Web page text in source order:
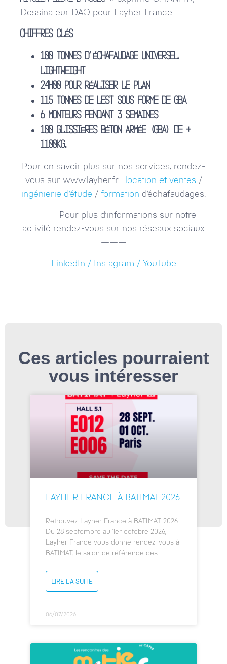
Dessinateur DAO pour Layher France.
Chiffres clés
100 tonnes d’échafaudage Universel
Lightweight
24h00 pour réaliser le plan
115 tonnes de lest sous forme de GBA
6 monteurs pendant 3 semaines
100 glissières béton armée (GBA) de +
1100kg.
Pour en savoir plus sur nos services, rendez-
vous sur www.layher.fr : location et ventes/
ingénierie d’étude / formation d’échafaudages.
——— Pour plus d’informations sur notre
activité rendez-vous sur nos réseaux sociaux
———
LinkedIn / Instagram / YouTube
Ces articles pourraient
vous intéresser
LAYHER FRANCE À BATIMAT 2026
Retrouvez Layher France à BATIMAT 2026
Du 28 septembre au 1er octobre 2026,
Layher France vous donne rendez-vous à
BATIMAT, le salon de référence des
LIRE LA SUITE
06/07/2026